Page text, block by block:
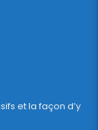
et la façon d’y